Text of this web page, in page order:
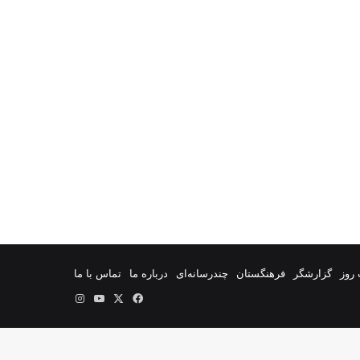
گزارشگر فرهنگستان چندرسانه‌ای درباره ما
تماس با ما
فیس
یوتیوب